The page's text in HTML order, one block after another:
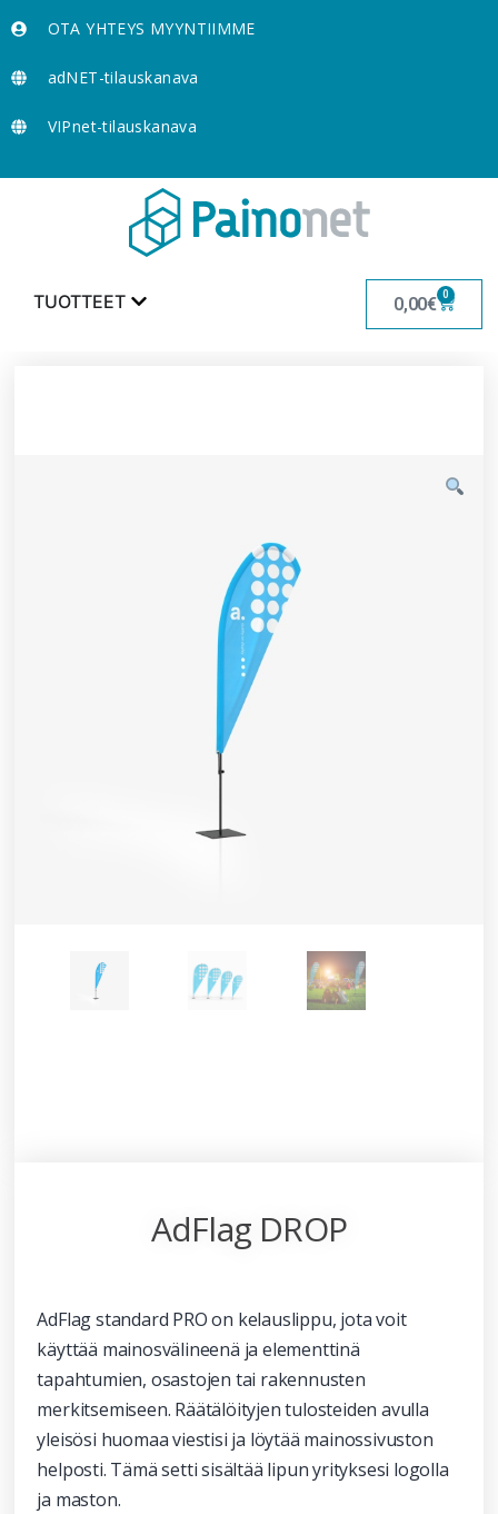
OTA YHTEYS MYYNTIIMME
adNET-tilauskanava
VIPnet-tilauskanava
TUOTTEET 0,00€ 0
AdFlag DROP
AdFlag standard PRO on kelauslippu, jota voit
käyttää mainosvälineenä ja elementtinä
tapahtumien, osastojen tai rakennusten
merkitsemiseen. Räätälöityjen tulosteiden avulla
yleisösi huomaa viestisi ja löytää mainossivuston
helposti. Tämä setti sisältää lipun yrityksesi logolla
ja maston.